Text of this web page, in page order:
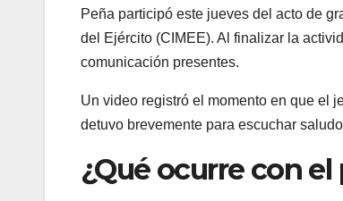
Peña participó este jueves del acto de
del Ejército (CIMEE). Al finalizar la
comunicación presentes.
Un video registró el momento en que el
detuvo brevemente para escuchar
¿Qué ocurre con